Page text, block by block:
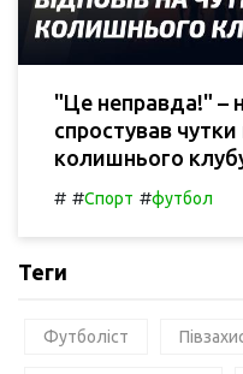
"Це неправда!" –
спростував
колишнього
# #Спорт #футбол
Теги
Футболіст